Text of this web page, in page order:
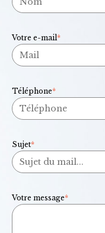
Votre e-mail*
Téléphone*
Sujet*
Votre message*